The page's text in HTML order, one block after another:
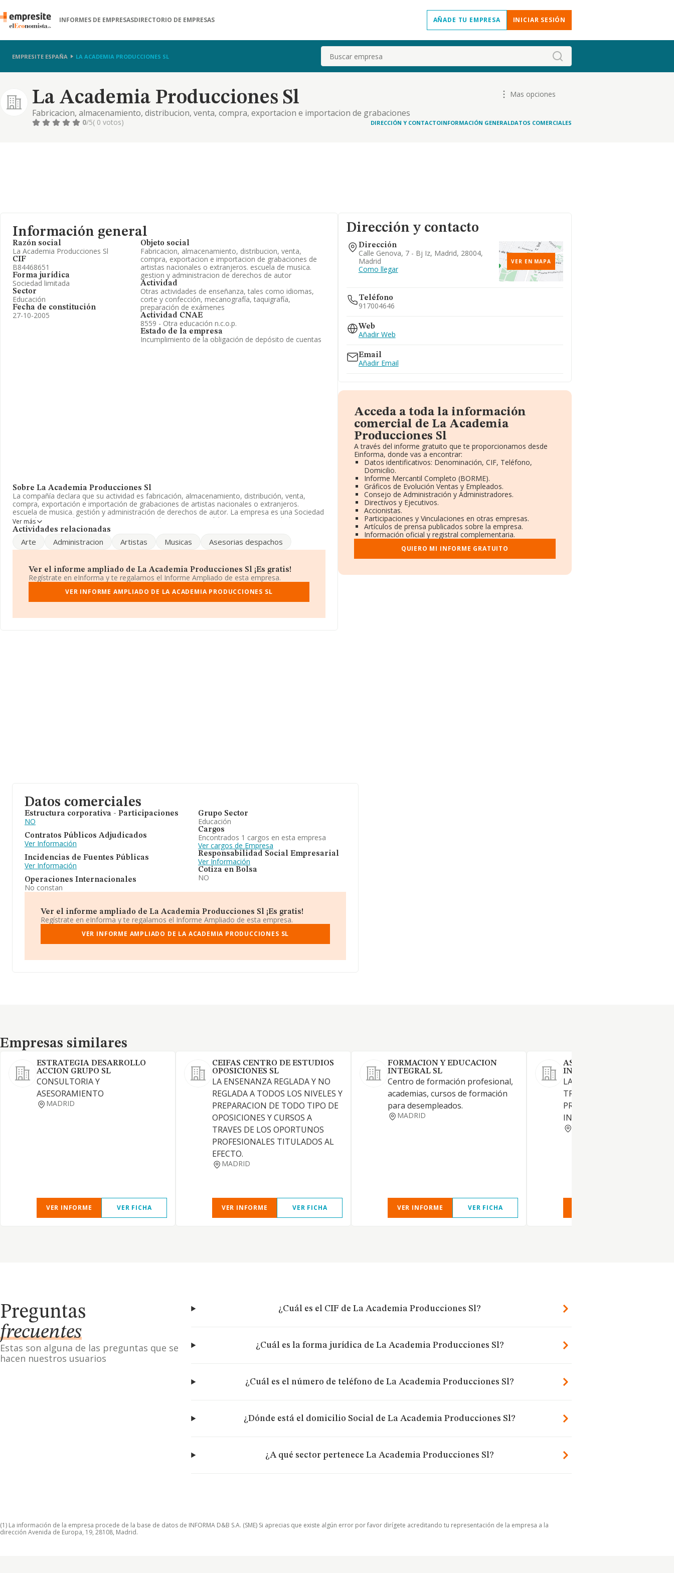
INFORMES DE EMPRESASDIRECTORIO DE EMPRESAS AÑADE TU EMPRESA INICIAR SESIÓN
EMPRESITE ESPAÑA LA ACADEMIA PRODUCCIONES SL Buscar
La Academia Producciones Sl
Fabricacion, almacenamiento, distribucion, venta, compra, exportacion e importacion de grabaciones
de artistas nacionales o extranjeros. escuela de musica. gestion y administracion de derechos de
Mas opciones
0/5( 0 votos) DIRECCIÓN Y CONTACTOINFORMACIÓN GENERALDATOS COMERCIALES
Información general
Razón social
La Academia Producciones Sl
CIF
B84468651
Forma jurídica
Sociedad limitada
Sector
Educación
Fecha de constitución
27-10-2005
Objeto social
Fabricacion, almacenamiento, distribucion, venta,
compra, exportacion e importacion de grabaciones de
artistas nacionales o extranjeros. escuela de musica.
gestion y administracion de derechos de autor
Actividad
Otras actividades de enseñanza, tales como idiomas,
corte y confección, mecanografía, taquigrafía,
preparación de exámenes
Actividad CNAE
8559 - Otra educación n.c.o.p.
Estado de la empresa
Incumplimiento de la obligación de depósito de cuentas
Sobre La Academia Producciones Sl
La compañía declara que su actividad es fabricación, almacenamiento, distribución, venta,
compra, exportación e importación de grabaciones de artistas nacionales o extranjeros.
escuela de musica. gestión y administración de derechos de autor. La empresa es una Sociedad
Limitada. Su actividad CNAE es 'Otra educación n.c.o.p.' con código 8559. La sociedad no tiene
actividad en mercados exteriores.
Es posible ponerse en contacto con la empresa a través del teléfono 917004646.
establecido en Calle Genova núm. 7 Bj Iz, (28004), en el municipio de Madrid, Madrid.
Con los datos a disposición de INFORMA sobre 27.784 empresas pertenecientes al sector, en el
ámbito nacional la facturación alcanza la cifra de 4.215 millones de euros y la media entre todas
las compañías es de 151 mil euros de ventas. Teniendo en cuenta la información sobre Madrid,
1.380 millones de euros. Como información adicional de interés, los empleados de media son 3.
Ver más
Actividades relacionadas
Arte Administracion Artistas Musicas Asesorias despachos
Ver el informe ampliado de La Academia Producciones Sl ¡Es gratis!
Regístrate en eInforma y te regalamos el Informe Ampliado de esta empresa.
VER INFORME AMPLIADO DE LA ACADEMIA PRODUCCIONES SL
Dirección y contacto
Dirección
Calle Genova, 7 - Bj Iz, Madrid, 28004,
Madrid
Como llegar
VER EN MAPA
Teléfono
917004646
Web
Añadir Web
Email
Añadir Email
Acceda a toda la información
comercial de La Academia
Producciones Sl
A través del informe gratuito que te proporcionamos desde
Einforma, donde vas a encontrar:
Datos identificativos: Denominación, CIF, Teléfono,
Domicilio.
Informe Mercantil Completo (BORME).
Gráficos de Evolución Ventas y Empleados.
Consejo de Administración y Administradores.
Directivos y Ejecutivos.
Accionistas.
Participaciones y Vinculaciones en otras empresas.
Artículos de prensa publicados sobre la empresa.
Información oficial y registral complementaria.
QUIERO MI INFORME GRATUITO
Datos comerciales
Estructura corporativa - Participaciones
NO
Contratos Públicos Adjudicados
Ver Información
Incidencias de Fuentes Públicas
Ver Información
Operaciones Internacionales
No constan
Grupo Sector
Educación
Cargos
Encontrados 1 cargos en esta empresa
Ver cargos de Empresa
Responsabilidad Social Empresarial
Ver Información
Cotiza en Bolsa
NO
Ver el informe ampliado de La Academia Producciones Sl ¡Es gratis!
Regístrate en eInforma y te regalamos el Informe Ampliado de esta empresa.
VER INFORME AMPLIADO DE LA ACADEMIA PRODUCCIONES SL
Empresas similares
Empresas similares
ESTRATEGIA DESARROLLO
ACCION GRUPO SL
CONSULTORIA Y
ASESORAMIENTO
MADRID
VER INFORME VER FICHA
CEIFAS CENTRO DE ESTUDIOS
OPOSICIONES SL
LA ENSENANZA REGLADA Y NO
REGLADA A TODOS LOS NIVELES Y
PREPARACION DE TODO TIPO DE
OPOSICIONES Y CURSOS A
TRAVES DE LOS OPORTUNOS
PROFESIONALES TITULADOS AL
EFECTO.
MADRID
VER INFORME VER FICHA
FORMACION Y EDUCACION
INTEGRAL SL
Centro de formación profesional,
academias, cursos de formación
para desempleados.
MADRID
VER INFORME VER FICHA
ASESORAMIENTO
INTEGRAL SL
LA REALIZACION DE
TRADUCCIONES DE
PRESTACION DE SERVICIOS
INTERPRETES
Preguntas
frecuentes
Estas son alguna de las preguntas que se
hacen nuestros usuarios
¿Cuál es el CIF de La Academia Producciones Sl?
¿Cuál es la forma jurídica de La Academia Producciones Sl?
¿Cuál es el número de teléfono de La Academia Producciones Sl?
¿Dónde está el domicilio Social de La Academia Producciones Sl?
¿A qué sector pertenece La Academia Producciones Sl?
(1) La información de la empresa procede de la base de datos de INFORMA D&B S.A. (SME) Si aprecias que existe algún error por favor dirígete acreditando tu representación de la empresa a la
dirección Avenida de Europa, 19, 28108, Madrid.